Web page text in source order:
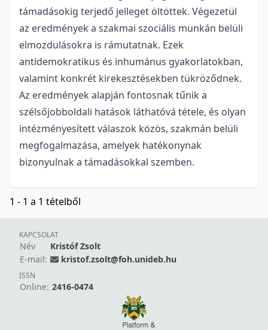
támadásokig terjedő jelleget öltöttek. Végezetül
az eredmények a szakmai szociális munkán belüli
elmozdulásokra is rámutatnak. Ezek
antidemokratikus és inhumánus gyakorlatokban,
valamint konkrét kirekesztésekben tükröződnek.
Az eredmények alapján fontosnak tűnik a
szélsőjobboldali hatások láthatóvá tétele, és olyan
intézményesített válaszok közös, szakmán belüli
megfogalmazása, amelyek hatékonynak
bizonyulnak a támadásokkal szemben.
1 - 1 a 1 tételből
KAPCSOLAT
Név
Kristóf Zsolt
E-mail:
kristof.zsolt@foh.unideb.hu
ISSN
Online: 2416-0474